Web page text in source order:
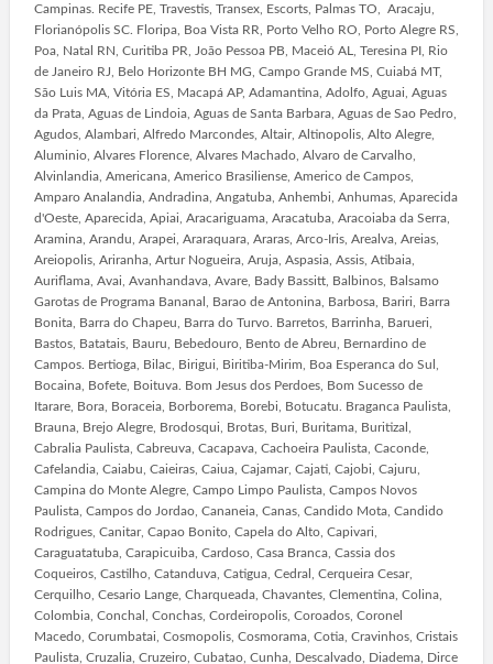
Campinas. Recife PE, Travestis, Transex, Escorts, Palmas TO, Aracaju,
Florianópolis SC. Floripa, Boa Vista RR, Porto Velho RO, Porto Alegre RS,
Poa, Natal RN, Curitiba PR, João Pessoa PB, Maceió AL, Teresina PI, Rio
de Janeiro RJ, Belo Horizonte BH MG, Campo Grande MS, Cuiabá MT,
São Luis MA, Vitória ES, Macapá AP, Adamantina, Adolfo, Aguai, Aguas
da Prata, Aguas de Lindoia, Aguas de Santa Barbara, Aguas de Sao Pedro,
Agudos, Alambari, Alfredo Marcondes, Altair, Altinopolis, Alto Alegre,
Aluminio, Alvares Florence, Alvares Machado, Alvaro de Carvalho,
Alvinlandia, Americana, Americo Brasiliense, Americo de Campos,
Amparo Analandia, Andradina, Angatuba, Anhembi, Anhumas, Aparecida
d'Oeste, Aparecida, Apiai, Aracariguama, Aracatuba, Aracoiaba da Serra,
Aramina, Arandu, Arapei, Araraquara, Araras, Arco-Iris, Arealva, Areias,
Areiopolis, Ariranha, Artur Nogueira, Aruja, Aspasia, Assis, Atibaia,
Auriflama, Avai, Avanhandava, Avare, Bady Bassitt, Balbinos, Balsamo
Garotas de Programa Bananal, Barao de Antonina, Barbosa, Bariri, Barra
Bonita, Barra do Chapeu, Barra do Turvo. Barretos, Barrinha, Barueri,
Bastos, Batatais, Bauru, Bebedouro, Bento de Abreu, Bernardino de
Campos. Bertioga, Bilac, Birigui, Biritiba-Mirim, Boa Esperanca do Sul,
Bocaina, Bofete, Boituva. Bom Jesus dos Perdoes, Bom Sucesso de
Itarare, Bora, Boraceia, Borborema, Borebi, Botucatu. Braganca Paulista,
Brauna, Brejo Alegre, Brodosqui, Brotas, Buri, Buritama, Buritizal,
Cabralia Paulista, Cabreuva, Cacapava, Cachoeira Paulista, Caconde,
Cafelandia, Caiabu, Caieiras, Caiua, Cajamar, Cajati, Cajobi, Cajuru,
Campina do Monte Alegre, Campo Limpo Paulista, Campos Novos
Paulista, Campos do Jordao, Cananeia, Canas, Candido Mota, Candido
Rodrigues, Canitar, Capao Bonito, Capela do Alto, Capivari,
Caraguatatuba, Carapicuiba, Cardoso, Casa Branca, Cassia dos
Coqueiros, Castilho, Catanduva, Catigua, Cedral, Cerqueira Cesar,
Cerquilho, Cesario Lange, Charqueada, Chavantes, Clementina, Colina,
Colombia, Conchal, Conchas, Cordeiropolis, Coroados, Coronel
Macedo, Corumbatai, Cosmopolis, Cosmorama, Cotia, Cravinhos, Cristais
Paulista, Cruzalia, Cruzeiro, Cubatao, Cunha, Descalvado, Diadema, Dirce